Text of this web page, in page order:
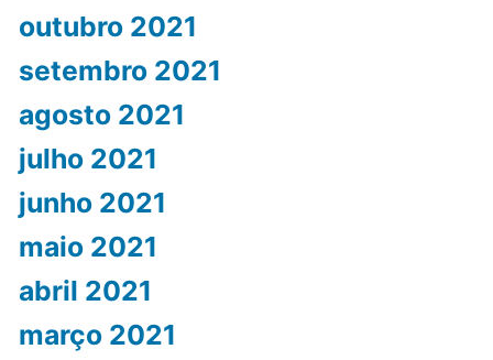
outubro 2021
setembro 2021
agosto 2021
julho 2021
junho 2021
maio 2021
abril 2021
março 2021